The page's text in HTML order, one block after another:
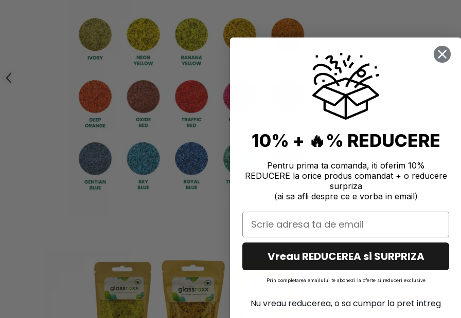
10% + 🔥% REDUCERE
Pentru prima ta comanda, iti oferim 10%
REDUCERE la orice produs comandat + o reducere
surpriza
(ai sa afli despre ce e vorba in email)
Vreau REDUCEREA si SURPRIZA
Prin completarea emailului te abonezi la oferte si reduceri exclusive
Nu vreau reducerea, o sa cumpar la pret intreg